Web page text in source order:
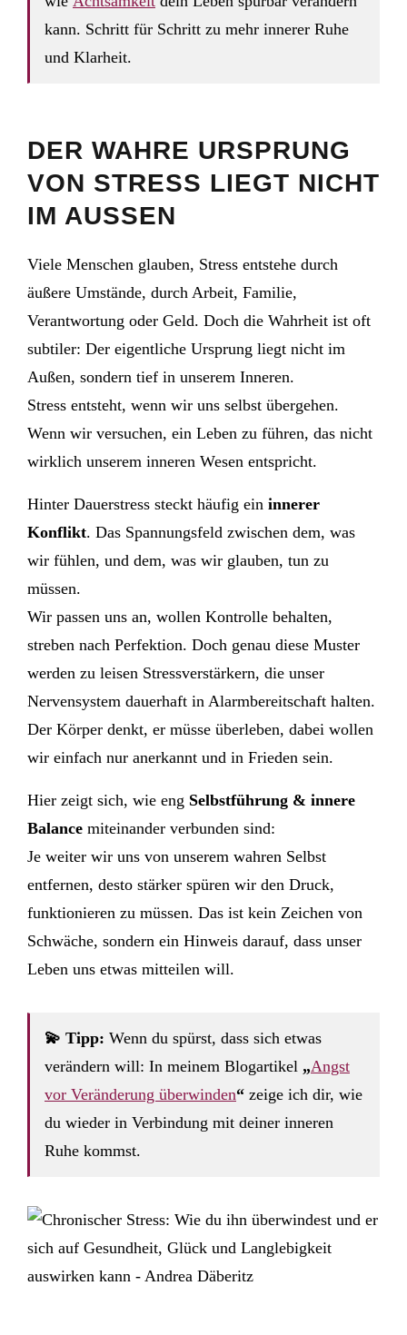
kann. Schritt für Schritt zu mehr innerer Ruhe
und Klarheit.
DER WAHRE URSPRUNG
VON STRESS LIEGT NICHT
IM AUSSEN
Viele Menschen glauben, Stress entstehe durch
äußere Umstände, durch Arbeit, Familie,
Verantwortung oder Geld. Doch die Wahrheit ist oft
subtiler: Der eigentliche Ursprung liegt nicht im
Außen, sondern tief in unserem Inneren.
Stress entsteht, wenn wir uns selbst übergehen.
Wenn wir versuchen, ein Leben zu führen, das nicht
wirklich unserem inneren Wesen entspricht.
Hinter Dauerstress steckt häufig ein innerer
Konflikt. Das Spannungsfeld zwischen dem, was
wir fühlen, und dem, was wir glauben, tun zu
müssen.
Wir passen uns an, wollen Kontrolle behalten,
streben nach Perfektion. Doch genau diese Muster
werden zu leisen Stressverstärkern, die unser
Nervensystem dauerhaft in Alarmbereitschaft halten.
Der Körper denkt, er müsse überleben, dabei wollen
wir einfach nur anerkannt und in Frieden sein.
Hier zeigt sich, wie eng Selbstführung & innere
Balance miteinander verbunden sind:
Je weiter wir uns von unserem wahren Selbst
entfernen, desto stärker spüren wir den Druck,
funktionieren zu müssen. Das ist kein Zeichen von
Schwäche, sondern ein Hinweis darauf, dass unser
Leben uns etwas mitteilen will.
💫 Tipp: Wenn du spürst, dass sich etwas
verändern will: In meinem Blogartikel „Angst
vor Veränderung überwinden“ zeige ich dir, wie
du wieder in Verbindung mit deiner inneren
Ruhe kommst.